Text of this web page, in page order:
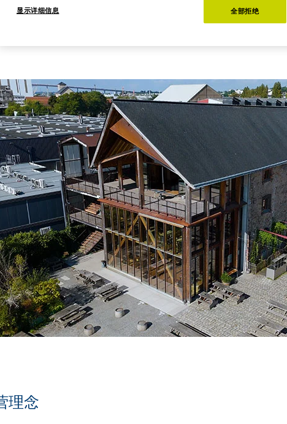
同类型的啤酒：“我们的大多数啤酒，也就是我们的标
、双倍博克啤酒和黑啤酒。”LAB的酿造师Arthur
配罐，离心后会立即加满。”
理念
显示详细信息 全部拒绝